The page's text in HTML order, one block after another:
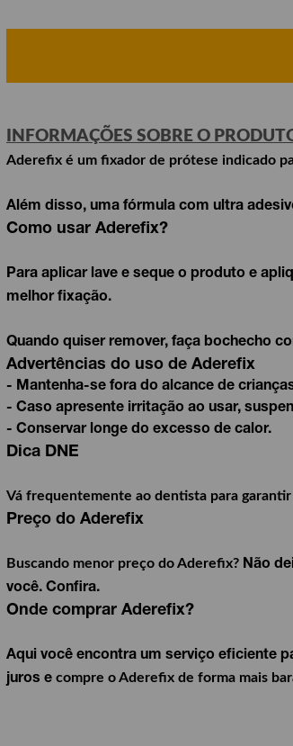
INFORMAÇÕES SOBRE O
Aderefix é um fixador de prótese indicado
Além disso, uma fórmula com ultra
Como usar Aderefix?
Para aplicar lave e seque o produto e
melhor fixação.
Quando quiser remover, faça bochecho
Advertências do uso de Aderefix
- Mantenha-se fora do alcance de
- Caso apresente irritação ao usar,
- Conservar longe do excesso de calor.
Dica DNE
Vá frequentemente ao dentista para garantir
Preço do Aderefix
Buscando menor preço do Aderefix? Não
você. Confira.
Onde comprar Aderefix?
Aqui você encontra um serviço eficiente
juros e compre o Aderefix de forma mais